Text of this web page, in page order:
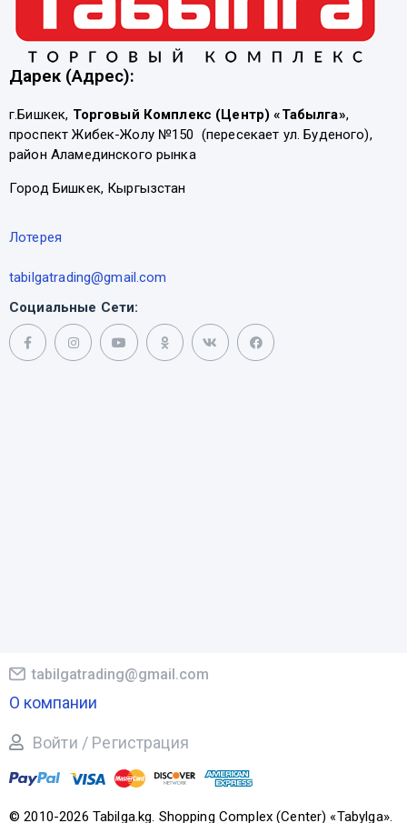
Дарек (Адрес):
г.Бишкек, Торговый Комплекс (Центр) «Табылга»,
проспект Жибек-Жолу №150 (пересекает ул. Буденого),
район Аламединского рынка
Город Бишкек, Кыргызстан
Лотерея
tabilgatrading@gmail.com
Социальные Сети:
© 2010-2026 Tabilga.kg. Shopping Complex (Center) «Tabylga».
tabilgatrading@gmail.com
О компании
Войти / Регистрация